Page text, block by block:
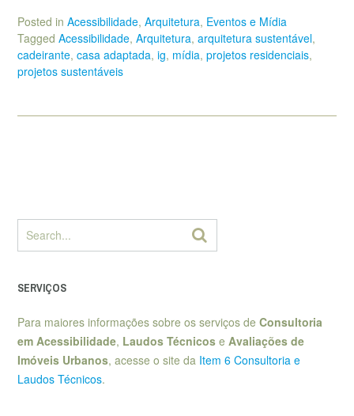
Posted in Acessibilidade, Arquitetura, Eventos e Mídia
Tagged Acessibilidade, Arquitetura, arquitetura sustentável,
cadeirante, casa adaptada, ig, mídia, projetos residenciais,
projetos sustentáveis
SERVIÇOS
Para maiores informações sobre os serviços de Consultoria
em Acessibilidade, Laudos Técnicos e Avaliações de
Imóveis Urbanos, acesse o site da Item 6 Consultoria e
Laudos Técnicos.